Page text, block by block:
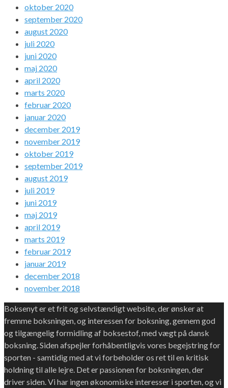
oktober 2020
september 2020
august 2020
juli 2020
juni 2020
maj 2020
april 2020
marts 2020
februar 2020
januar 2020
december 2019
november 2019
oktober 2019
september 2019
august 2019
juli 2019
juni 2019
maj 2019
april 2019
marts 2019
februar 2019
januar 2019
december 2018
november 2018
Boksenyt er et frit og selvstændigt website, der ønsker at
fremme boksningen, og interessen for boksning, gennem god
og tilgængelig formidling af boksestof, med vægt på dansk
boksning. Siden afspejler forhåbentligvis vores begejstring for
sporten - samtidig med at vi forbeholder os ret til en kritisk
holdning til alle lejre. Det er passionen for boksningen, der
driver siden. Vi har ingen økonomiske interesser i sporten, og vi